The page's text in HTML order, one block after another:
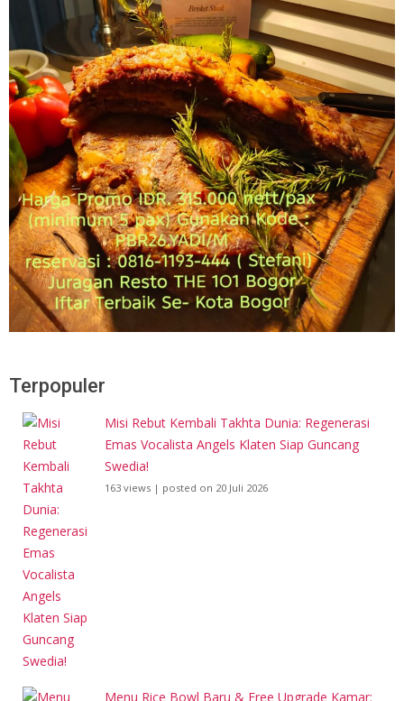
Terpopuler
Misi Rebut Kembali Takhta Dunia: Regenerasi
Emas Vocalista Angels Klaten Siap Guncang
Swedia!
163 views | posted on 20 Juli 2026
Menu Rice Bowl Baru & Free Upgrade Kamar: